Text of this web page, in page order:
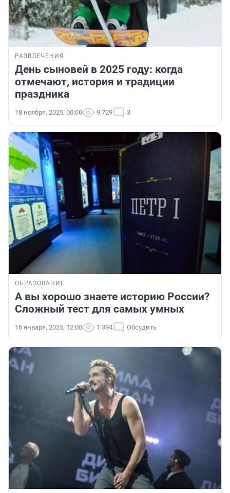
РАЗВЛЕЧЕНИЯ
День сыновей в 2025 году: когда
отмечают, история и традиции
праздника
18 ноября, 2025, 00:00 9 729 3
ОБРАЗОВАНИЕ
А вы хорошо знаете историю России?
Сложный тест для самых умных
16 января, 2025, 12:00 1 394 Обсудить